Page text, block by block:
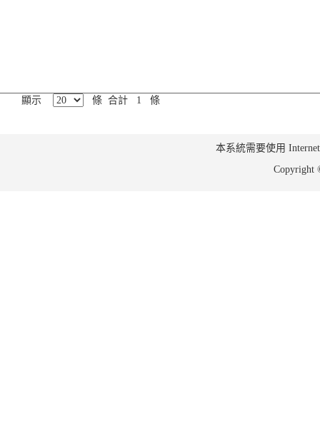
顯示 條 合計 1 條
本系統需要使用
Copyright